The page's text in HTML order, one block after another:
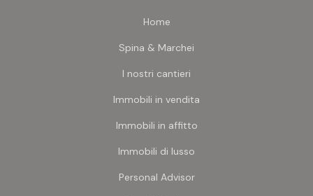
Home
Spina & Marchei
I nostri cantieri
Immobili in vendita
Immobili in affitto
Immobili di lusso
Personal Advisor